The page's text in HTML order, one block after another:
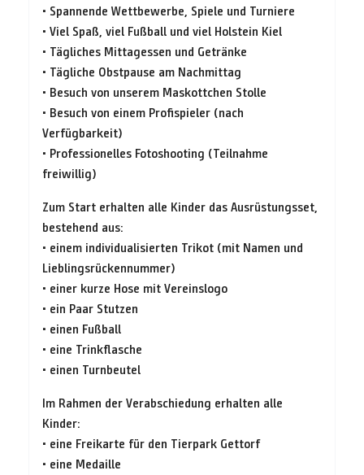
• Spannende Wettbewerbe, Spiele und Turniere
• Viel Spaß, viel Fußball und viel Holstein Kiel
• Tägliches Mittagessen und Getränke
• Tägliche Obstpause am Nachmittag
• Besuch von unserem Maskottchen Stolle
• Besuch von einem Profispieler (nach
Verfügbarkeit)
• Professionelles Fotoshooting (Teilnahme
freiwillig)
Zum Start erhalten alle Kinder das Ausrüstungsset,
bestehend aus:
• einem individualisierten Trikot (mit Namen und
Lieblingsrückennummer)
• einer kurze Hose mit Vereinslogo
• ein Paar Stutzen
• einen Fußball
• eine Trinkflasche
• einen Turnbeutel
Im Rahmen der Verabschiedung erhalten alle
Kinder:
• eine Freikarte für den Tierpark Gettorf
• eine Medaille